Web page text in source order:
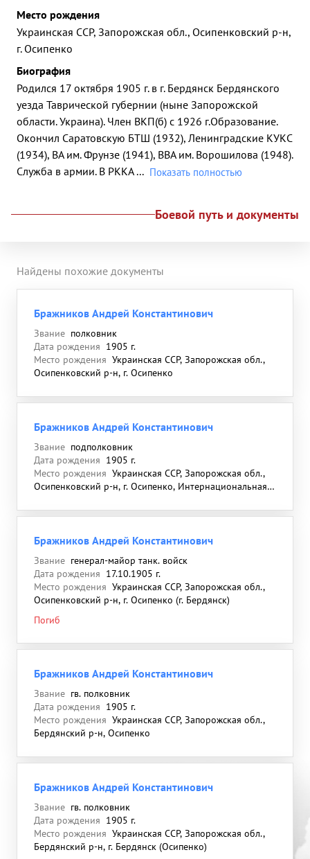
Место рождения
Украинская ССР, Запорожская обл., Осипенковский р-н,
г. Осипенко
Биография
Родился 17 октября 1905 г. в г. Бердянск Бердянского
уезда Таврической губернии (ныне Запорожской
области. Украина). Член ВКП(б) с 1926 г.Образование.
Окончил Саратовскую БТШ (1932), Ленинградские КУКС
(1934), ВА им. Фрунзе (1941), ВВА им. Ворошилова (1948).
Служба в армии. В РККА ... Показать полностью
Боевой путь и документы
Найдены похожие документы
Бражников Андрей Константинович
Звание полковник
Дата рождения 1905 г.
Место рождения Украинская ССР, Запорожская обл.,
Осипенковский р-н, г. Осипенко
Бражников Андрей Константинович
Звание подполковник
Дата рождения 1905 г.
Место рождения Украинская ССР, Запорожская обл.,
Осипенковский р-н, г. Осипенко, Интернациональная
Бражников Андрей Константинович
Звание генерал-майор танк. войск
Дата рождения 17.10.1905 г.
Место рождения Украинская ССР, Запорожская обл.,
Осипенковский р-н, г. Осипенко (г. Бердянск)
Погиб
Бражников Андрей Константинович
Звание гв. полковник
Дата рождения 1905 г.
Место рождения Украинская ССР, Запорожская обл.,
Бердянский р-н, Осипенко
Бражников Андрей Константинович
Звание гв. полковник
Дата рождения 1905 г.
Место рождения Украинская ССР, Запорожская обл.,
Бердянский р-н, г. Бердянск (Осипенко)